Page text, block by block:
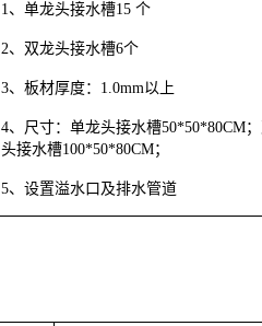
1、单龙头接水槽15 个
2、双龙头接水槽6个
3、板材厚度：1.0mm以上
4、尺寸：单龙头接水槽50*50*80CM
头接水槽100*50*80CM；
5、设置溢水口及排水管道